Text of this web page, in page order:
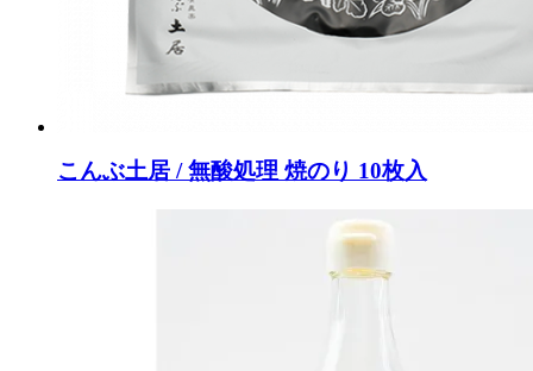
こんぶ土居 / 無酸処理 焼のり 10枚入